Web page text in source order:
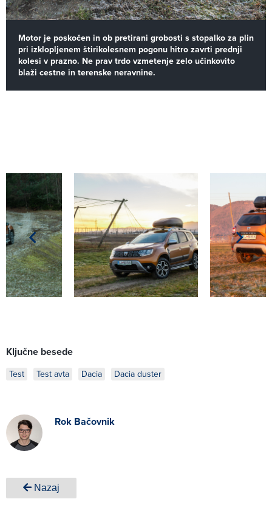
Motor je poskočen in ob pretirani grobosti s stopalko za plin
pri izklopljenem štirikolesnem pogonu hitro zavrti prednji
kolesi v prazno. Ne prav trdo vzmetenje zelo učinkovito
blaži cestne in terenske neravnine.
Ključne besede
Test Test avta Dacia Dacia duster
Rok Bačovnik
Nazaj